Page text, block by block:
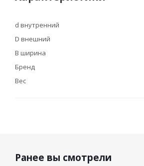
d внутренний
D внешний
B ширина
Бренд
Вес
Ранее вы смотрели